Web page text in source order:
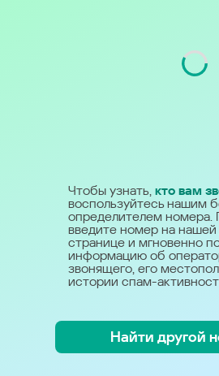
Чтобы узнать, кто вам
воспользуйтесь нашим
определителем номера.
введите номер на
странице и мгновенно
информацию об
звонящего, его
истории спам-
Найти другой